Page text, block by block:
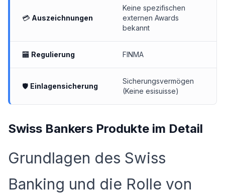
💳 Auszeichnungen
Keine spezifischen
externen Awards
bekannt
🏧 Regulierung FINMA
🛡 Einlagensicherung
Sicherungsvermögen
(Keine esisuisse)
Swiss Bankers Produkte im Detail
Grundlagen des Swiss
Banking und die Rolle von